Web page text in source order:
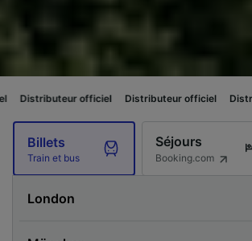
officiel Distributeur officiel Distributeur officiel
Billets
Train et bus
Séjours
Booking.com